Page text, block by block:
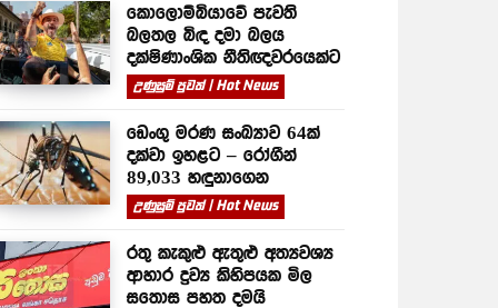
කොලොම්බියාවේ පැවති
බලතල බිඳ දමා බලය
දක්ෂිණාංශික නීතිඥවරයෙක්ට
උණුසුම් පුවත් | Hot News
ඩෙංගු මරණ සංඛ්‍යාව 64ක්
දක්වා ඉහළට – රෝගීන්
89,033 හඳුනාගෙන
උණුසුම් පුවත් | Hot News
රතු කැකුළු ඇතුළු අත්‍යවශ්‍ය
ආහාර ද්‍රව්‍ය කිහිපයක මිල
සතොස පහත දමයි